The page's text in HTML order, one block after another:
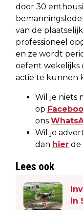
door 30
van de
professioneel
en ze wordt
oefent wekelijks
actie te kunnen
Wil je niets
op
ons
Wil je
dan hier de
Lees ook
in